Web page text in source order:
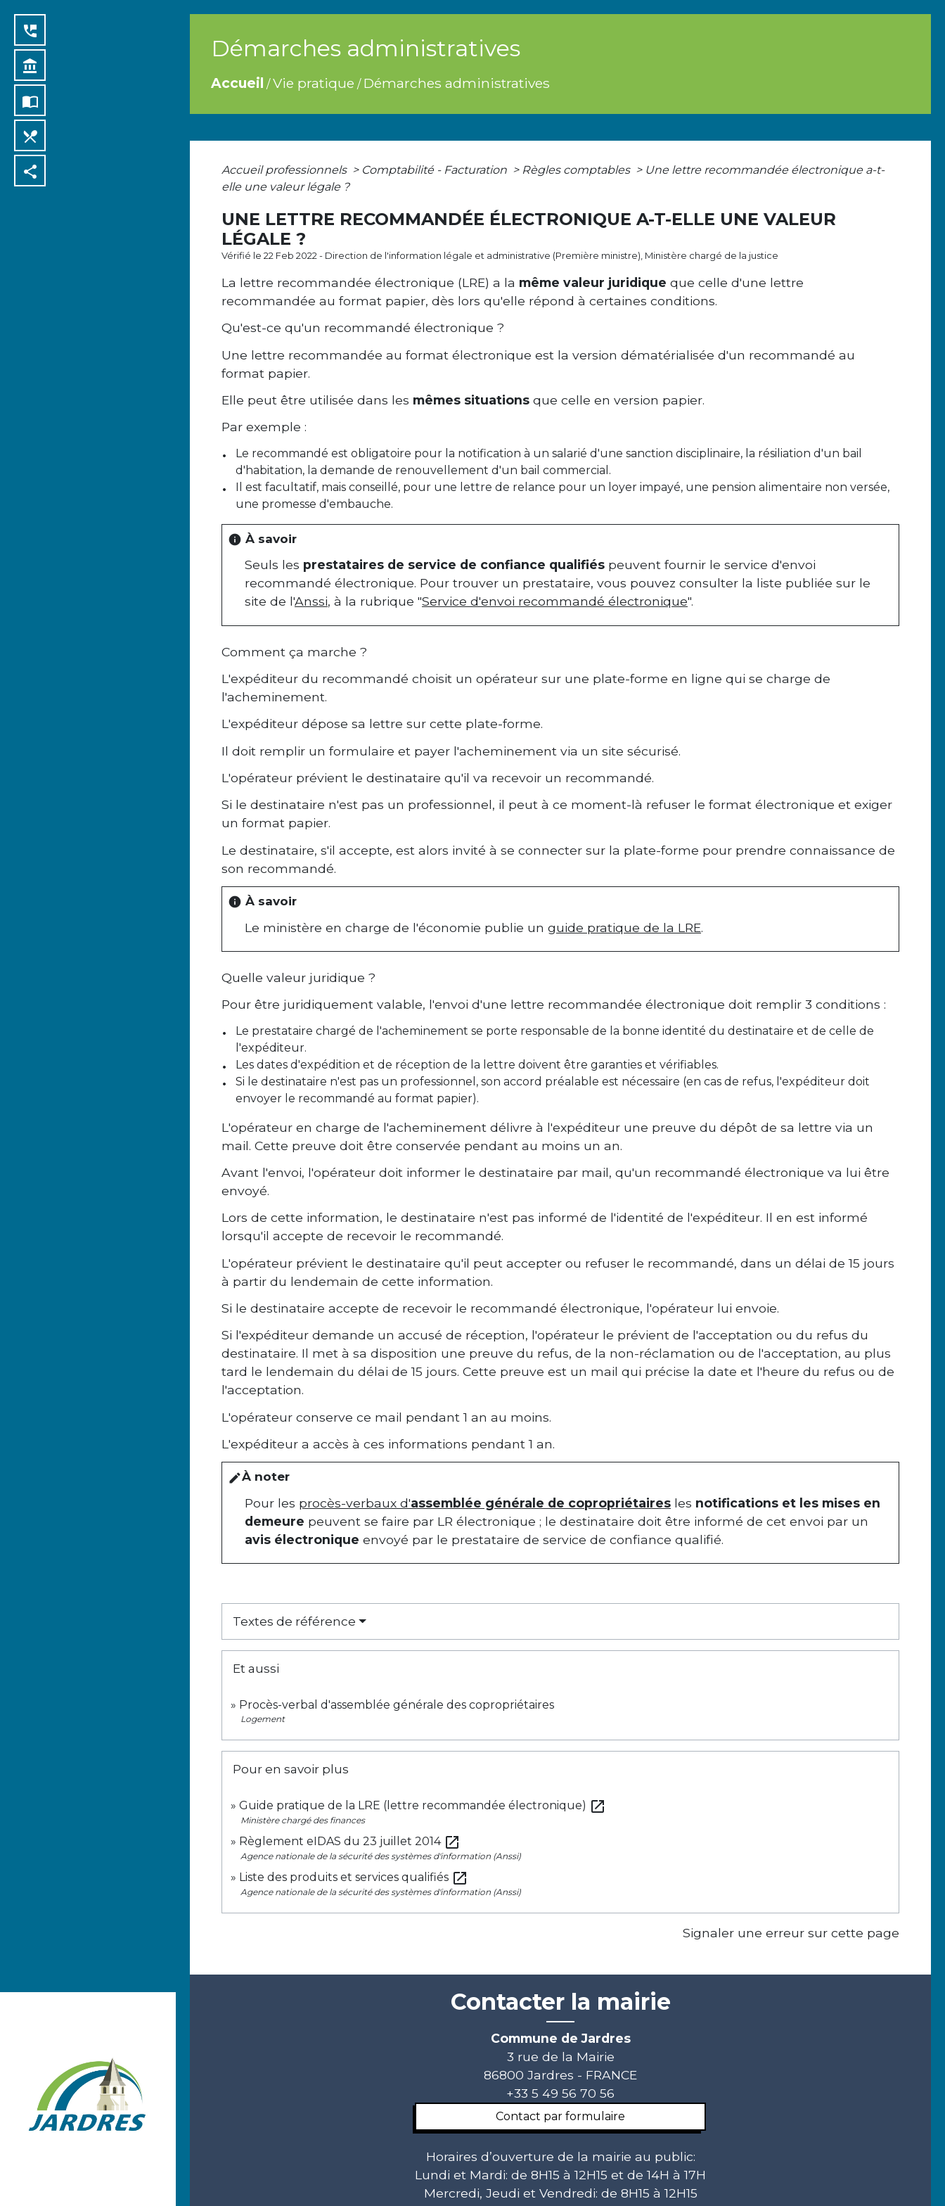
Démarches administratives
Accueil /Vie pratique / Démarches administratives
perm_phone_msg
account_balance
import_contacts
local_dining
share Accueil professionnels > Comptabilité - Facturation > Règles comptables > Une lettre recommandée électronique a-t-
elle une valeur légale ?
UNE LETTRE RECOMMANDÉE ÉLECTRONIQUE A-T-ELLE UNE VALEUR
LÉGALE ?
Vérifié le 22 Feb 2022 - Direction de l'information légale et administrative (Première ministre), Ministère chargé de la justice
La lettre recommandée électronique (LRE) a la même valeur juridique que celle d'une lettre
recommandée au format papier, dès lors qu'elle répond à certaines conditions.
Qu'est-ce qu'un recommandé électronique ?
Une lettre recommandée au format électronique est la version dématérialisée d'un recommandé au
format papier.
Elle peut être utilisée dans les mêmes situations que celle en version papier.
Par exemple :
Le recommandé est obligatoire pour la notification à un salarié d'une sanction disciplinaire, la résiliation d'un bail
d'habitation, la demande de renouvellement d'un bail commercial.
Il est facultatif, mais conseillé, pour une lettre de relance pour un loyer impayé, une pension alimentaire non versée,
une promesse d'embauche.
info À savoir
Seuls les prestataires de service de confiance qualifiés peuvent fournir le service d'envoi
recommandé électronique. Pour trouver un prestataire, vous pouvez consulter la liste publiée sur le
site de l'Anssi, à la rubrique "Service d'envoi recommandé électronique".
Comment ça marche ?
L'expéditeur du recommandé choisit un opérateur sur une plate-forme en ligne qui se charge de
l'acheminement.
L'expéditeur dépose sa lettre sur cette plate-forme.
Il doit remplir un formulaire et payer l'acheminement via un site sécurisé.
L'opérateur prévient le destinataire qu'il va recevoir un recommandé.
Si le destinataire n'est pas un professionnel, il peut à ce moment-là refuser le format électronique et exiger
un format papier.
Le destinataire, s'il accepte, est alors invité à se connecter sur la plate-forme pour prendre connaissance de
son recommandé.
info À savoir
Le ministère en charge de l'économie publie un guide pratique de la LRE.
Quelle valeur juridique ?
Pour être juridiquement valable, l'envoi d'une lettre recommandée électronique doit remplir 3 conditions :
Le prestataire chargé de l'acheminement se porte responsable de la bonne identité du destinataire et de celle de
l'expéditeur.
Les dates d'expédition et de réception de la lettre doivent être garanties et vérifiables.
Si le destinataire n'est pas un professionnel, son accord préalable est nécessaire (en cas de refus, l'expéditeur doit
envoyer le recommandé au format papier).
L'opérateur en charge de l'acheminement délivre à l'expéditeur une preuve du dépôt de sa lettre via un
mail. Cette preuve doit être conservée pendant au moins un an.
Avant l'envoi, l'opérateur doit informer le destinataire par mail, qu'un recommandé électronique va lui être
envoyé.
Lors de cette information, le destinataire n'est pas informé de l'identité de l'expéditeur. Il en est informé
lorsqu'il accepte de recevoir le recommandé.
L'opérateur prévient le destinataire qu'il peut accepter ou refuser le recommandé, dans un délai de 15 jours
à partir du lendemain de cette information.
Si le destinataire accepte de recevoir le recommandé électronique, l'opérateur lui envoie.
Si l'expéditeur demande un accusé de réception, l'opérateur le prévient de l'acceptation ou du refus du
destinataire. Il met à sa disposition une preuve du refus, de la non-réclamation ou de l'acceptation, au plus
tard le lendemain du délai de 15 jours. Cette preuve est un mail qui précise la date et l'heure du refus ou de
l'acceptation.
L'opérateur conserve ce mail pendant 1 an au moins.
L'expéditeur a accès à ces informations pendant 1 an.
editÀ noter
Pour les procès-verbaux d'assemblée générale de copropriétaires les notifications et les mises en
demeure peuvent se faire par LR électronique ; le destinataire doit être informé de cet envoi par un
avis électronique envoyé par le prestataire de service de confiance qualifié.
Textes de référence
Et aussi
Procès-verbal d'assemblée générale des copropriétaires
Logement
Pour en savoir plus
Guide pratique de la LRE (lettre recommandée électronique) open_in_new
Ministère chargé des finances
Règlement eIDAS du 23 juillet 2014 open_in_new
Agence nationale de la sécurité des systèmes d'information (Anssi)
Liste des produits et services qualifiés open_in_new
Agence nationale de la sécurité des systèmes d'information (Anssi)
Signaler une erreur sur cette page
Contacter la mairie
Commune de Jardres
3 rue de la Mairie
86800 Jardres - FRANCE
+33 5 49 56 70 56
Contact par formulaire
Horaires d’ouverture de la mairie au public:
Lundi et Mardi: de 8H15 à 12H15 et de 14H à 17H
Mercredi, Jeudi et Vendredi: de 8H15 à 12H15